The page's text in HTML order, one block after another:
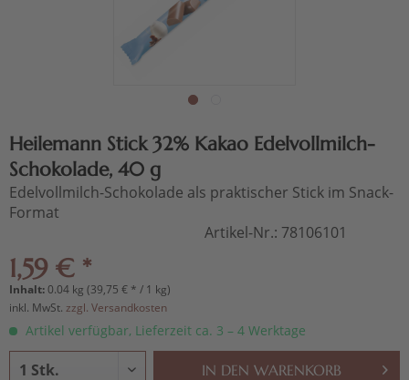
Heilemann Stick 32% Kakao Edelvollmilch-
Schokolade, 40 g
Edelvollmilch-Schokolade als praktischer Stick im Snack-
Format
Artikel-Nr.: 78106101
1,59 € *
Inhalt:0.04 kg (39,75 € * / 1 kg)
inkl. MwSt. zzgl. Versandkosten
Artikel verfügbar, Lieferzeit ca. 3 – 4 Werktage
IN DEN WARENKORB